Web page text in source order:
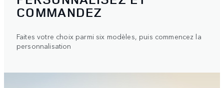
COMMANDEZ
Faites votre choix parmi six modèles, puis commencez la
personnalisation